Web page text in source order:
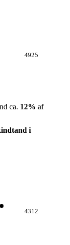
4925
ca. 12% af
i
4312